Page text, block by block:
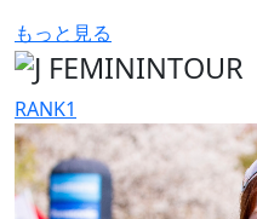
もっと見る
RANK1